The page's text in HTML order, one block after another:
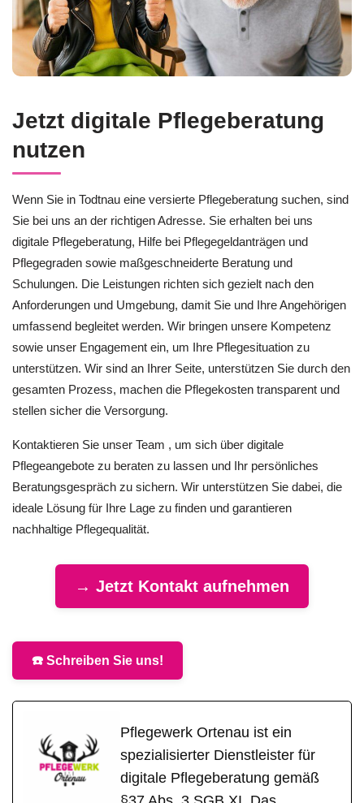
Jetzt digitale Pflegeberatung
nutzen
Wenn Sie in Todtnau eine versierte Pflegeberatung suchen, sind
Sie bei uns an der richtigen Adresse. Sie erhalten bei uns
digitale Pflegeberatung, Hilfe bei Pflegegeldanträgen und
Pflegegraden sowie maßgeschneiderte Beratung und
Schulungen. Die Leistungen richten sich gezielt nach den
Anforderungen und Umgebung, damit Sie und Ihre Angehörigen
umfassend begleitet werden. Wir bringen unsere Kompetenz
sowie unser Engagement ein, um Ihre Pflegesituation zu
unterstützen. Wir sind an Ihrer Seite, unterstützen Sie durch den
gesamten Prozess, machen die Pflegekosten transparent und
stellen sicher die Versorgung.
Kontaktieren Sie unser Team , um sich über digitale
Pflegeangebote zu beraten zu lassen und Ihr persönliches
Beratungsgespräch zu sichern. Wir unterstützen Sie dabei, die
ideale Lösung für Ihre Lage zu finden und garantieren
nachhaltige Pflegequalität.
→ Jetzt Kontakt aufnehmen
☎️ Schreiben Sie uns!
Pflegewerk Ortenau ist ein
spezialisierter Dienstleister für
digitale Pflegeberatung gemäß